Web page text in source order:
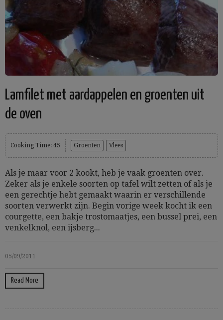
Lamfilet met aardappelen en groenten uit
de oven
Cooking Time: 45 Groenten Vlees
Als je maar voor 2 kookt, heb je vaak groenten over.
Zeker als je enkele soorten op tafel wilt zetten of als je
een gerechtje hebt gemaakt waarin er verschillende
soorten verwerkt zijn. Begin vorige week kocht ik een
courgette, een bakje trostomaatjes, een bussel prei, een
venkelknol, een ijsberg...
05/09/2011
Read More